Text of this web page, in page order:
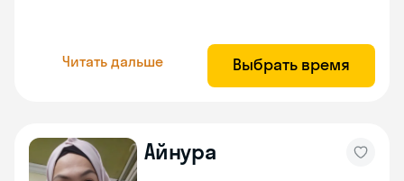
Читать дальше Выбрать время
Айнура